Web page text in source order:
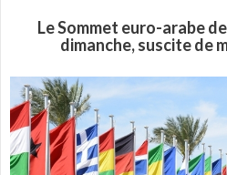
Le Sommet euro-arabe
dimanche, suscite de